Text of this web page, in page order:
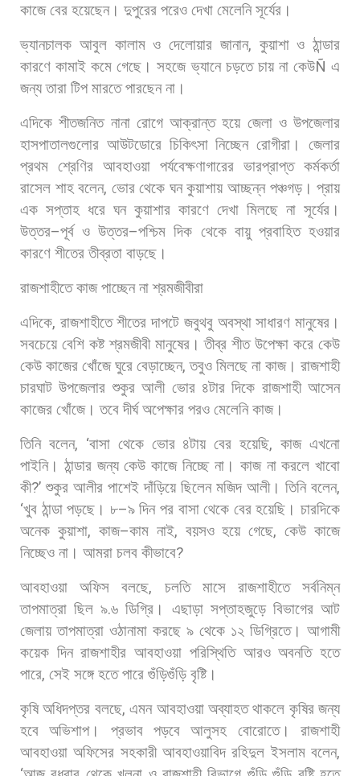
কাজে বের হয়েছেন। দুপুরের পরেও দেখা মেলেনি সূর্যের।
ভ্যানচালক আবুল কালাম ও দেলোয়ার জানান, কুয়াশা ও ঠান্ডার
কারণে কামাই কমে গেছে। সহজে ভ্যানে চড়তে চায় না কেউÑএ
জন্য তারা টিপ মারতে পারছেন না।
এদিকে শীতজনিত নানা রোগে আক্রান্ত হয়ে জেলা ও উপজেলার
হাসপাতালগুলোর আউটডোরে চিকিৎসা নিচ্ছেন রোগীরা।
জেলার
প্রথম শ্রেণির আবহাওয়া পর্যবেক্ষণাগারের ভারপ্রাপ্ত কর্মকর্তা
রাসেল শাহ বলেন, ভোর থেকে ঘন কুয়াশায় আচ্ছন্ন পঞ্চগড়। প্রায়
এক সপ্তাহ ধরে ঘন কুয়াশার কারণে দেখা মিলছে না সূর্যের।
উত্তর–পূর্ব ও উত্তর–পশ্চিম দিক থেকে বায়ু প্রবাহিত হওয়ার
কারণে শীতের তীব্রতা বাড়ছে।
রাজশাহীতে কাজ পাচ্ছেন না শ্রমজীবীরা
এদিকে, রাজশাহীতে শীতের দাপটে জবুথবু অবস্থা সাধারণ মানুষের।
সবচেয়ে বেশি কষ্ট শ্রমজীবী মানুষের। তীব্র শীত উপেক্ষা করে কেউ
কেউ কাজের খোঁজে ঘুরে বেড়াচ্ছেন,তবুও মিলছে না কাজ। রাজশাহী
চারঘাট উপজেলার শুকুর আলী ভোর ৪টার দিকে রাজশাহী আসেন
কাজের খোঁজে। তবে দীর্ঘ অপেক্ষার পরও মেলেনি কাজ।
তিনি বলেন, ‘বাসা থেকে ভোর ৪টায় বের হয়েছি,কাজ এখনো
পাইনি। ঠান্ডার জন্য কেউ কাজে নিচ্ছে না। কাজ না করলে খাবো
কী?’ শুকুর আলীর পাশেই দাঁড়িয়ে ছিলেন মজিদ আলী। তিনি বলেন,
‘খুব ঠান্ডা পড়ছে। ৮–৯ দিন পর বাসা থেকে বের হয়েছি। চারদিকে
অনেক কুয়াশা, কাজ–কাম নাই, বয়সও হয়ে গেছে,কেউ কাজে
নিচ্ছেও না। আমরা চলব কীভাবে?
আবহাওয়া অফিস বলছে, চলতি মাসে রাজশাহীতে
সর্বনিম্ন
তাপমাত্রা ছিল ৯.৬ ডিগ্রি। এছাড়া সপ্তাহজুড়ে বিভাগের আট
জেলায় তাপমাত্রা ওঠানামা করছে ৯ থেকে ১২ ডিগ্রিতে। আগামী
কয়েক দিন রাজশাহীর আবহাওয়া পরিস্থিতি আরও অবনতি হতে
পারে, সেই সঙ্গে হতে পারে গুঁড়িগুঁড়ি বৃষ্টি।
কৃষি অধিদপ্তর বলছে,এমন আবহাওয়া অব্যাহত থাকলে কৃষির জন্য
হবে
অভিশাপ। প্রভাব পড়বে আলুসহ বোরোতে।
রাজশাহী
আবহাওয়া অফিসের সহকারী আবহাওয়াবিদ রহিদুল ইসলাম বলেন,